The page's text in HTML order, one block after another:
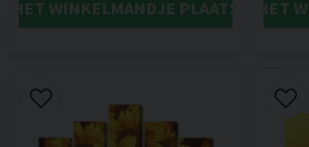
HET WINKELMANDJE PLAATSENIN HET